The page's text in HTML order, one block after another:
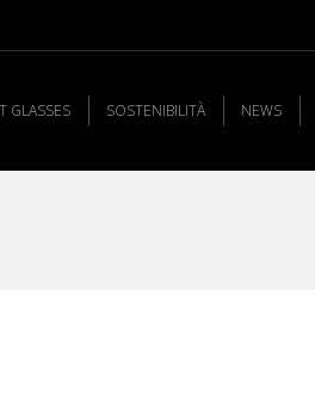
GLASSES SOSTENIBILITÀ NEWS